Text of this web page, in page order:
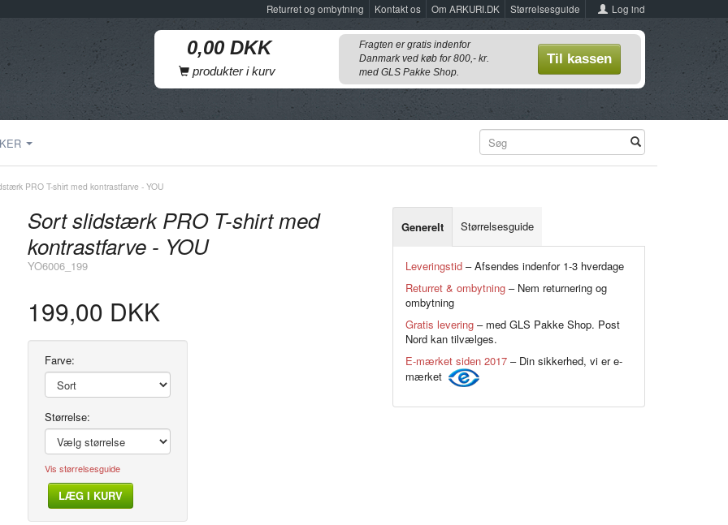
Log ind
Størrelsesguide
Om ARKURI.DK
Kontakt os
Returret og ombytning
produkter i kurv
Fragten er gratis indenfor
Danmark ved køb for 800,- kr.
med GLS Pakke Shop.
Til kassen
PRO T-shirt med kontrastfarve - YOU
Sort slidstærk PRO T-shirt med
kontrastfarve - YOU
YO6006_199
199,00 DKK
Vis størrelsesguide
Farve:
Størrelse:
LÆG I KURV
Generelt Størrelsesguide
Leveringstid– Afsendes indenfor 1-3 hverdage
Returret & ombytning– Nem returnering og
ombytning
Gratis levering– med GLS Pakke Shop. Post
Nord kan tilvælges.
E-mærket siden 2017– Din sikkerhed, vi er e-
mærket